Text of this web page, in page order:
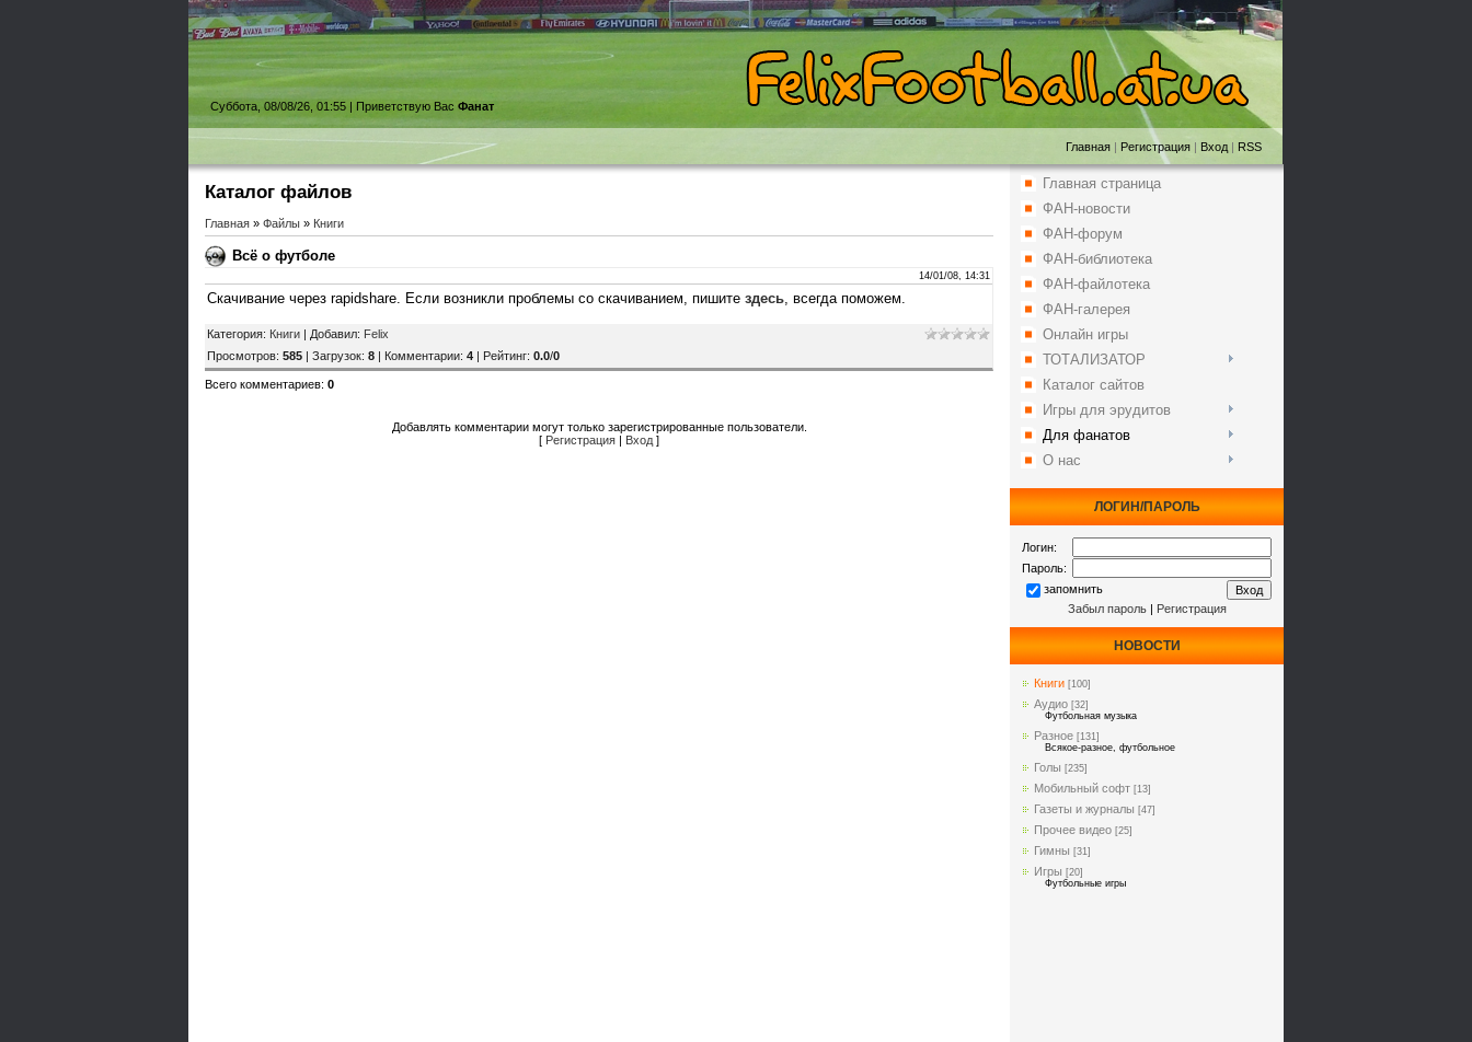
Суббота, 08/08/26, 01:55 | Приветствую Вас Фанат
Главная | Регистрация | Вход | RSS
Каталог файлов
Главная » Файлы » Книги
Всё о футболе
14/01/08, 14:31
Скачивание через rapidshare. Если возникли проблемы со скачиванием, пишите здесь, всегда поможем.
Категория: Книги Добавил: Felix
Просмотров: 585 Загрузок: 8 Комментарии: 4 Рейтинг: 0.0/0
Всего комментариев: 0
Добавлять комментарии могут только зарегистрированные пользователи.
[ Регистрация Вход ]
Главная страница
ФАН-новости
ФАН-форум
ФАН-библиотека
ФАН-файлотека
ФАН-галерея
Онлайн игры
ТОТАЛИЗАТОР
Каталог сайтов
Игры для эрудитов
Для фанатов
О нас
ЛОГИН/ПАРОЛЬ
Логин:
Пароль:
запомнить
Забыл пароль| Регистрация
НОВОСТИ
Книги [100]
Аудио [32]
Футбольная музыка
Разное [131]
Всякое-разное, футбольное
Голы [235]
Мобильный софт [13]
Газеты и журналы [47]
Прочее видео [25]
Гимны [31]
Игры [20]
Футбольные игры